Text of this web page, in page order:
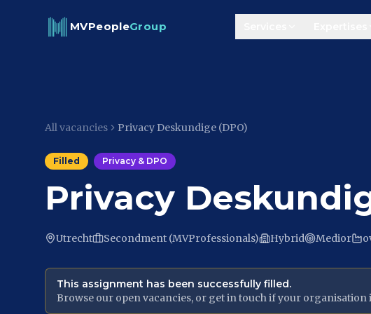
MVPeopleGroup
All vacancies Privacy Deskundige (DPO)
Filled Privacy & DPO
Privacy
Utrecht Secondment (MVProfessionals) Hybrid Medior
This assignment has been successfully filled.
Browse our open vacancies, or get in touch if your